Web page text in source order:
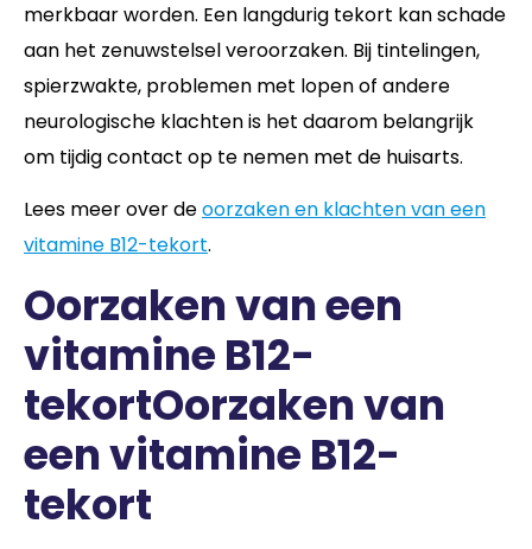
merkbaar worden. Een langdurig tekort kan schade
aan het zenuwstelsel veroorzaken. Bij tintelingen,
spierzwakte, problemen met lopen of andere
neurologische klachten is het daarom belangrijk
om tijdig contact op te nemen met de huisarts.
Lees meer over deoorzaken en klachten van een
vitamine B12-tekort.
Oorzaken van een
vitamine B12-
tekortOorzaken van
een vitamine B12-
tekort